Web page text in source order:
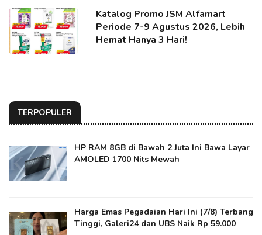
Katalog Promo JSM Alfamart
Periode 7-9 Agustus 2026, Lebih
Hemat Hanya 3 Hari!
TERPOPULER
HP RAM 8GB di Bawah 2 Juta Ini Bawa Layar
AMOLED 1700 Nits Mewah
Harga Emas Pegadaian Hari Ini (7/8) Terbang
Tinggi, Galeri24 dan UBS Naik Rp 59.000